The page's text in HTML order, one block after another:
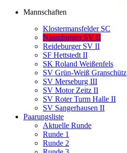
Mannschaften
Klostermansfelder SC
Naumburger SV II
Reideburger SV II
SF Hettstedt II
SK Roland Weißenfels
SV Grün-Weiß Granschütz
SV Merseburg III
SV Motor Zeitz II
SV Roter Turm Halle II
SV Sangerhausen II
Paarungsliste
Aktuelle Runde
Runde 1
Runde 2